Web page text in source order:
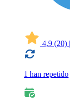
4,9 (20) |
1 han repetido